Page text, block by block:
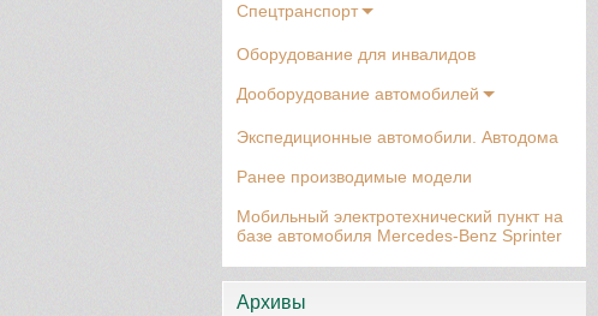
Спецтранспорт
Оборудование для инвалидов
Дооборудование автомобилей
Экспедиционные автомобили. Автодома
Ранее производимые модели
Мобильный электротехнический пункт на
базе автомобиля Mercedes-Benz Sprinter
Архивы